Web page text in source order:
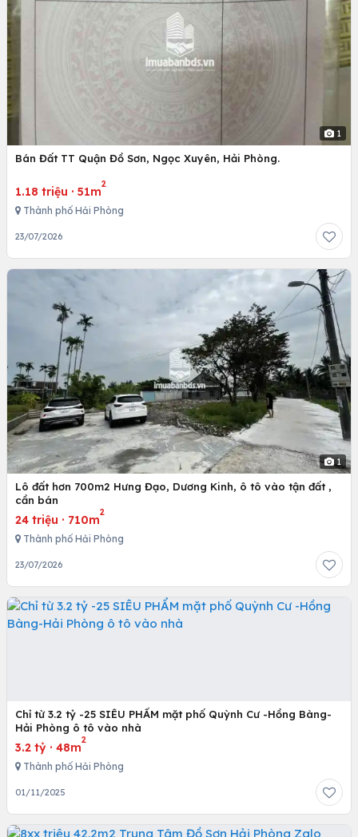
1
Bán Đất TT Quận Đồ Sơn, Ngọc Xuyên, Hải Phòng.
1.18 triệu · 51m
2
Thành phố Hải Phòng
23/07/2026
1
Lô đất hơn 700m2 Hưng Đạo, Dương Kinh, ô tô vào tận đất ,
cần bán
24 triệu · 710m
2
Thành phố Hải Phòng
23/07/2026
Chỉ từ 3.2 tỷ -25 SIÊU PHẨM mặt phố Quỳnh Cư -Hồng Bàng-
Hải Phòng ô tô vào nhà
3.2 tỷ · 48m
2
Thành phố Hải Phòng
01/11/2025